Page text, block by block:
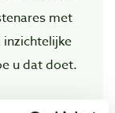
met
u dat doet.